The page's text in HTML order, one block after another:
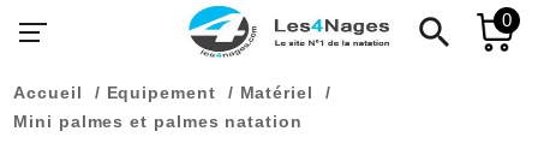
search 0
Accueil Equipement
Matériel
Mini palmes et palmes natation